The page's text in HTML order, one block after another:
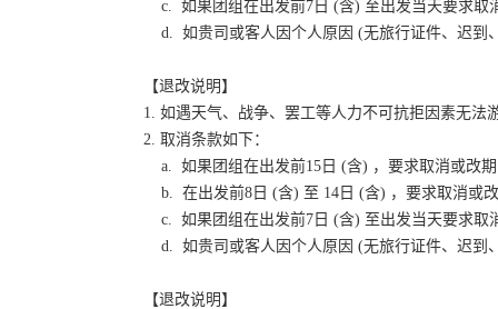
c. 如果团组在出发前7日 (含) 至出发当天要求取
d. 如贵司或客人因个人原因 (无旅行证件、迟到
【退改说明】
1. 如遇天气、战争、罢工等人力不可抗拒因素无
2. 取消条款如下：
a. 如果团组在出发前15日 (含) ，要求取消或改
b. 在出发前8日 (含) 至 14日 (含) ，要求取消或
c. 如果团组在出发前7日 (含) 至出发当天要求取
d. 如贵司或客人因个人原因 (无旅行证件、迟到
【退改说明】